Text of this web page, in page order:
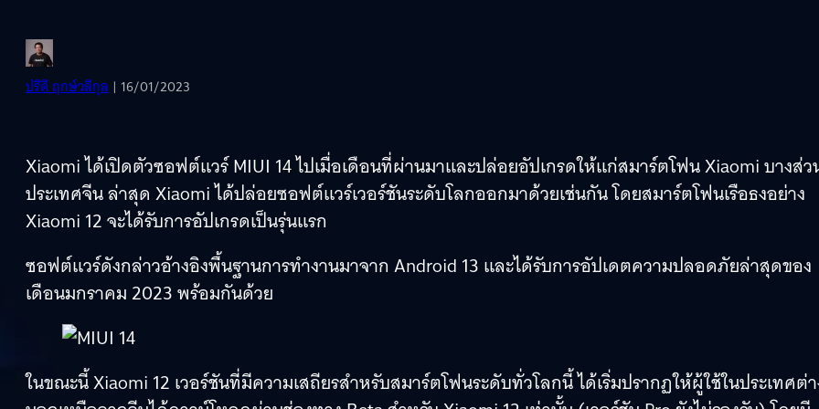
ปรีดี ฤกษ์วลีกุล | 16/01/2023
Xiaomi ได้เปิดตัวซอฟต์แวร์ MIUI 14 ไปเมื่อเดือนที่ผ่านมาและปล่อยอัปเกรดให้แก่สมาร์ตโฟน Xiaomi บางส่ว
ประเทศจีน ล่าสุด Xiaomi ได้ปล่อยซอฟต์แวร์เวอร์ชันระดับโลกออกมาด้วยเช่นกัน โดยสมาร์ตโฟนเรือธงอย่าง
Xiaomi 12 จะได้รับการอัปเกรดเป็นรุ่นแรก
ซอฟต์แวร์ดังกล่าวอ้างอิงพื้นฐานการทำงานมาจาก Android 13 และได้รับการอัปเดตความปลอดภัยล่าสุดของ
เดือนมกราคม 2023 พร้อมกันด้วย
ในขณะนี้ Xiaomi 12 เวอร์ชันที่มีความเสถียรสำหรับสมาร์ตโฟนระดับทั่วโลกนี้ ได้เริ่มปรากฏให้ผู้ใช้ในประเทศต่